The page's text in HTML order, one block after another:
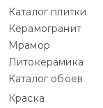
Каталог плитки
Керамогранит
Мрамор
Литокерамика
Каталог обоев
Краска